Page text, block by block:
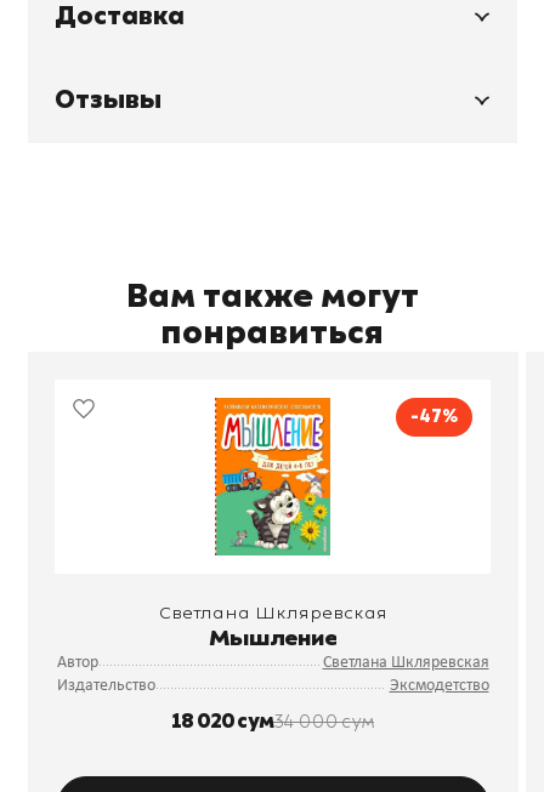
Доставка
Отзывы
Вам также могут
понравиться
-47%
Светлана Шкляревская
Мышление
Автор
Светлана Шкляревская
Издательство
Эксмодетство
18 020 сум34 000 сум